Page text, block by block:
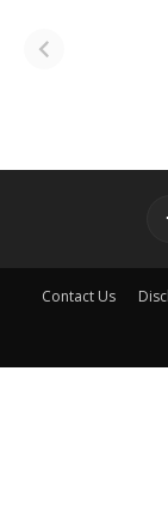
పితృదేవతల
Contact Us